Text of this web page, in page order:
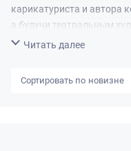
карикатуриста и автора
а будучи театральным
и костюмы к спектаклям.
несколько издательств.
Свернуть
Читать далее
новизне